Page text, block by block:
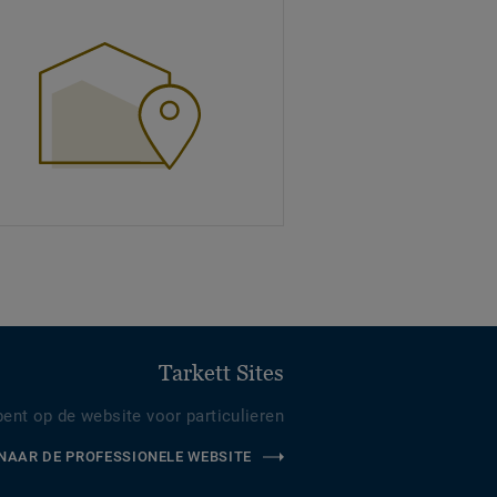
Tarkett Sites
op de website voor particulieren
DE PROFESSIONELE WEBSITE